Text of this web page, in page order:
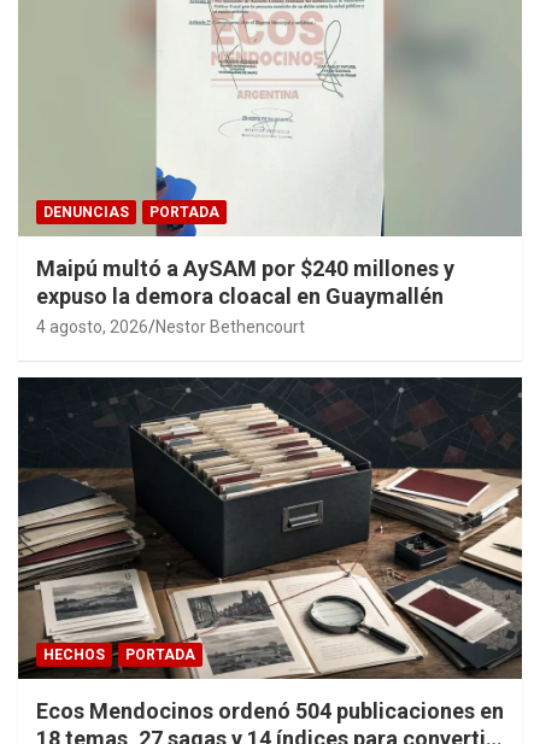
DENUNCIAS PORTADA
Maipú multó a AySAM por $240 millones y
expuso la demora cloacal en Guaymallén
4 agosto, 2026 Nestor Bethencourt
HECHOS PORTADA
Ecos Mendocinos ordenó 504 publicaciones en